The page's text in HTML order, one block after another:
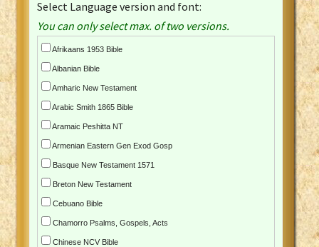
Select Language version and font:
You can only select max. of two versions.
Afrikaans 1953 Bible
Albanian Bible
Amharic New Testament
Arabic Smith 1865 Bible
Aramaic Peshitta NT
Armenian Eastern Gen Exod Gosp
Basque New Testament 1571
Breton New Testament
Cebuano Bible
Chamorro Psalms, Gospels, Acts
Chinese NCV Bible